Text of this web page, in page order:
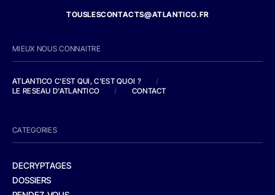
TOUSLESCONTACTS@ATLANTICO.FR
MIEUX NOUS CONNAITRE
ATLANTICO C'EST QUI, C'EST QUOI ?
/
LE RESEAU D'ATLANTICO
/ CONTACT
CATEGORIES
DECRYPTAGES
DOSSIERS